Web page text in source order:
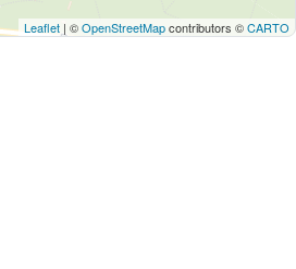
Leaflet | ©OpenStreetMapcontributors ©CARTO